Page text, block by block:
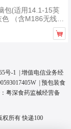
包(适用14.1-15英
（含M186无线鼠

号-1 | 增值电信业务经
预包装食
粤深食药监械经营备
权所有快递100